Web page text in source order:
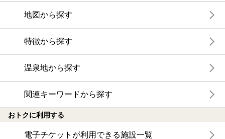
地図から探す
特徴から探す
温泉地から探す
関連キーワードから探す
おトクに利用する
電子チケットが利用できる施設一覧